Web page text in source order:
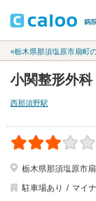
«栃木県那須塩原市扇町
小関整形外科
西那須野駅
栃木県那須塩原市
駐車場あり
マイ